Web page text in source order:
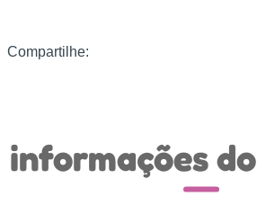
Compartilhe:
informações